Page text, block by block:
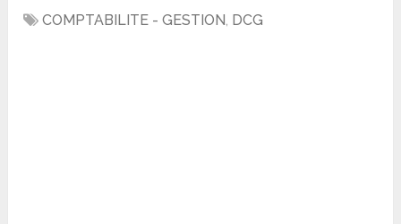
COMPTABILITE - GESTION, DCG